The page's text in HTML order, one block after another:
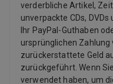
verderbliche Artikel,
unverpackte CDs,
Ihr PayPal-Guthaben
ursprünglichen
zurückerstattete Geld
zurückgeführt. Wenn
verwendet haben, um